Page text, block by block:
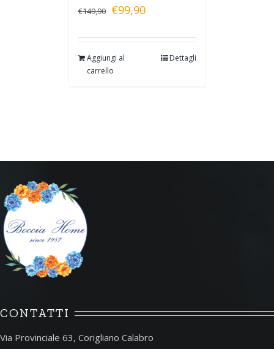
€149,90 €99,90
Aggiungi al
carrello
Dettagli
CONTATTI
Via Provinciale 63, Corigliano Calabro